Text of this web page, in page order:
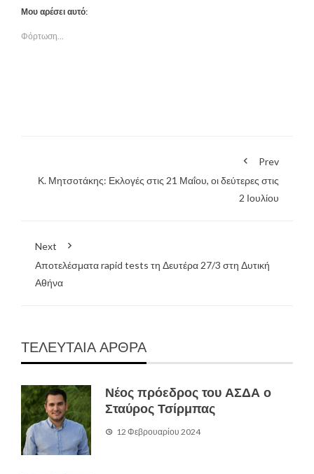
Μου αρέσει αυτό:
Φόρτωση...
Prev
Κ. Μητσοτάκης: Εκλογές στις 21 Μαΐου, οι δεύτερες στις
2 Ιουλίου
Next
Αποτελέσματα rapid tests τη Δευτέρα 27/3 στη Δυτική
Αθήνα
ΤΕΛΕΥΤΑΙΑ ΑΡΘΡΑ
Νέος πρόεδρος του ΑΣΔΑ ο
Σταύρος Τσίρμπας
12 Φεβρουαρίου 2024